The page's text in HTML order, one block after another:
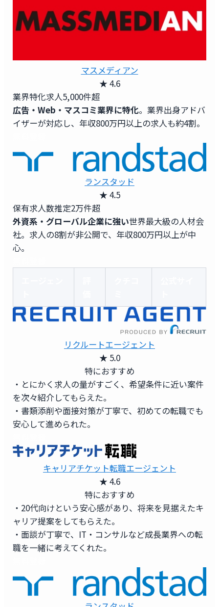
マスメディアン
★ 4.6
業界特化求人5,000件超
広告・Web・マスコミ業界に特化。業界出身アドバ
イザーが対応し、年収800万円以上の求人も約4割。
ランスタッド
★ 4.5
保有求人数推定2万件超
外資系・グローバル企業に強い世界最大級の人材会
社。求人の8割が非公開で、年収800万円以上が中
心。
リクルートエージェント
★ 5.0
特におすすめ
・とにかく求人の量がすごく、希望条件に近い案件
を次々紹介してもらえた。
・書類添削や面接対策が丁寧で、初めての転職でも
安心して進められた。
キャリアチケット転職エージェント
★ 4.6
特におすすめ
・20代向けという安心感があり、将来を見据えたキ
ャリア提案をしてもらえた。
・面談が丁寧で、IT・コンサルなど成長業界への転
職を一緒に考えてくれた。